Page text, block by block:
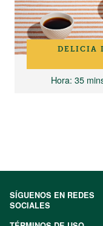
DELICIA
Hora: 35
SÍGUENOS EN REDES
SOCIALES